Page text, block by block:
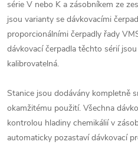
série V nebo K a zásobníkem ze
jsou varianty se dávkovacími
proporcionálními čerpadly řady
dávkovací čerpadla těchto sérií
kalibrovatelná.
Stanice jsou dodávány kompletně
okamžitému použití. Všechna
kontrolou hladiny chemikálií v
automaticky pozastaví dávkovací